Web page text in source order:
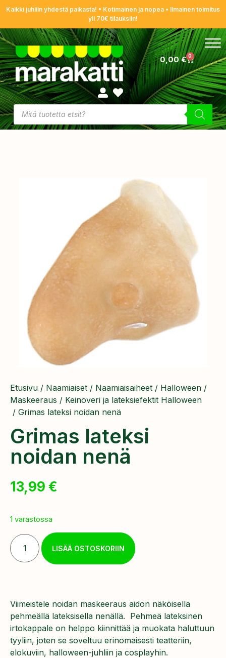
Kaikki juhliin yhdestä paikasta! • Kotimainen ja nopea • Ilmainen toimitus
yli 70€ tilauksiin!
0,00€ 0
Etusivu / Naamiaiset / Naamiaisaiheet / Halloween /
Maskeeraus / Keinoveri ja lateksiefektit Halloween
/ Grimas lateksi noidan nenä
Grimas lateksi
noidan nenä
13,99 €
1 varastossa
LISÄÄ OSTOSKORIIN
Viimeistele noidan maskeeraus aidon näköisellä
pehmeällä lateksisella nenällä. Pehmeä lateksinen
irtokappale on helppo kiinnittää ja muokata haluttuun
tyyliin, joten se soveltuu erinomaisesti teatteriin,
elokuviin, halloween-juhliin ja cosplayhin.